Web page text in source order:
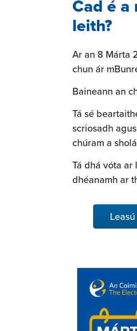
Cad é
leith?
Ar an 8 Márta
chun ár
Baineann an
Tá sé
scriosadh
chúram a
Tá dhá vóta
dhéanamh ar